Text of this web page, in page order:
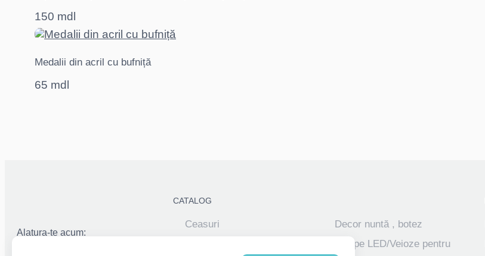
150 mdl
Medalii din acril cu bufniță
65 mdl
Alatura-te acum:
CATALOG
Ceasuri
Decor nuntă , botez
Lampe LED/Veioze pentru